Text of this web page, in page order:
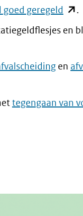
goed geregeld
in
een
.
en
en
tegengaan van